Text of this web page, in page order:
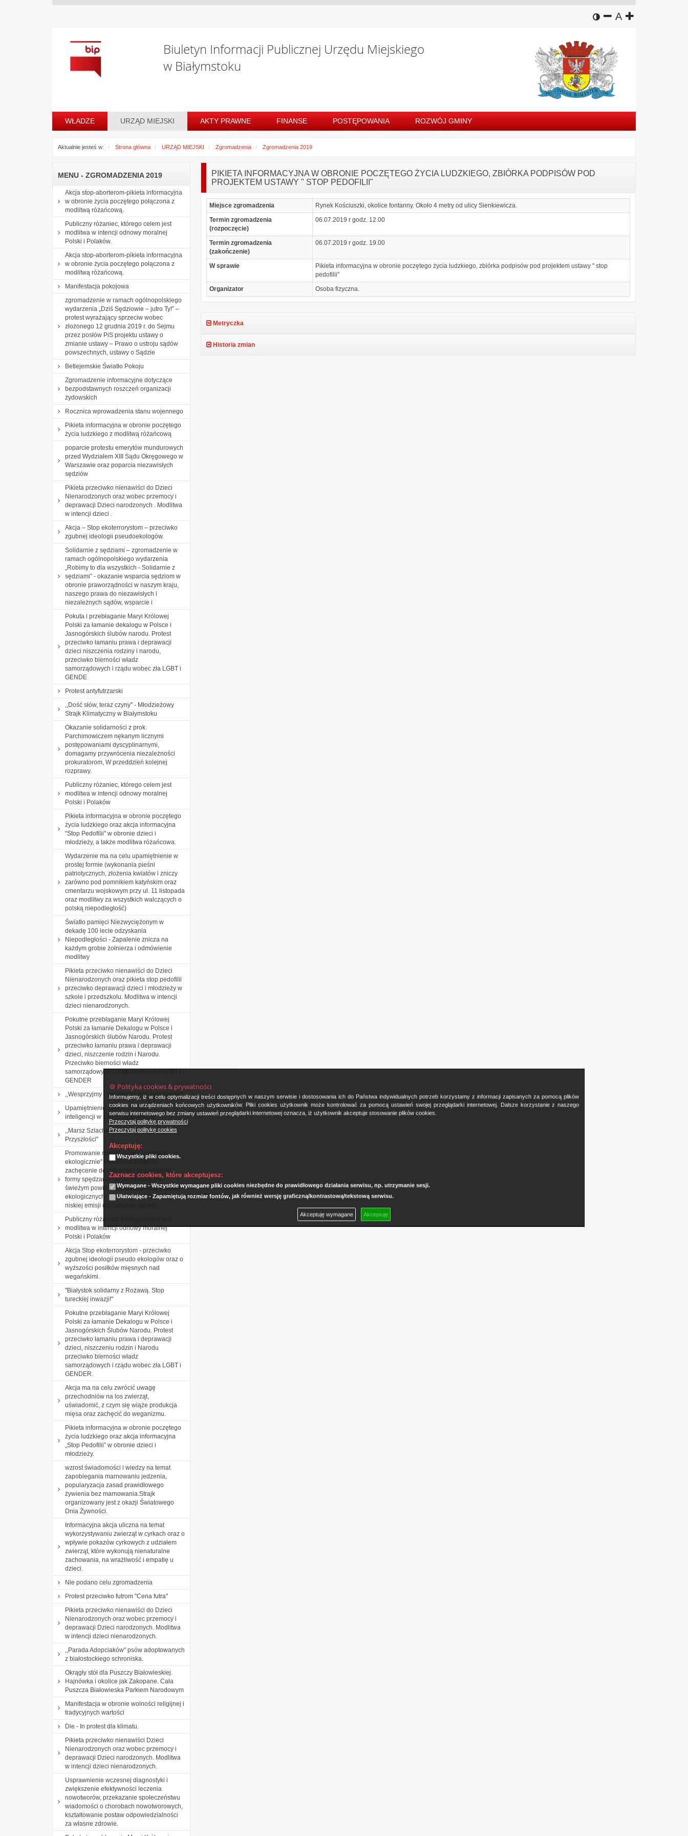
🍪 Polityka cookies & prywatności
Informujemy, iż w celu optymalizacji treści dostępnych w naszym serwisie i dostosowania ich do Państwa indywidualnych potrzeb korzystamy z informacji zapisanych za pomocą plików
cookies na urządzeniach końcowych użytkowników. Pliki cookies użytkownik może kontrolować za pomocą ustawień swojej przeglądarki internetowej. Dalsze korzystanie z naszego
serwisu internetowego bez zmiany ustawień przeglądarki internetowej oznacza, iż użytkownik akceptuje stosowanie plików cookies.
Przeczytaj politykę prywatności
Przeczytaj politykę cookies
Akceptuję:
Wszystkie pliki cookies.
Zaznacz cookies, które akceptujesz:
Wymagane - Wszystkie wymagane pliki cookies niezbędne do prawidłowego działania serwisu, np. utrzymanie sesji.
Ułatwiające - Zapamiętują rozmiar fontów, jak również wersję graficzną/kontrastową/tekstową serwisu.
Akceptuję wymagane Akceptuję
wersja kontrastowa
zmniejsz
Adomyślny
zwiększ
Biuletyn Informacji Publicznej Urzędu Miejskiego
w Białymstoku
WŁADZE URZĄD MIEJSKI AKTY PRAWNE FINANSE POSTĘPOWANIA ROZWÓJ GMINY
Aktualnie jesteś w: Strona główna URZĄD MIEJSKI Zgromadzenia Zgromadzenia 2019
MENU - ZGROMADZENIA 2019
Akcja stop-aborterom-pikieta informacyjna
w obronie życia poczętego połączona z
modlitwą różańcową.
Publiczny różaniec, którego celem jest
modlitwa w intencji odnowy moralnej
Polski i Polaków.
Akcja stop-aborterom-pikieta informacyjna
w obronie życia poczętego połączona z
modlitwą różańcową.
Manifestacja pokojowa
zgromadzenie w ramach ogólnopolskiego
wydarzenia „Dziś Sędziowie – jutro Ty!” –
protest wyrażający sprzeciw wobec
złożonego 12 grudnia 2019 r. do Sejmu
przez posłów PiS projektu ustawy o
zmianie ustawy – Prawo o ustroju sądów
powszechnych, ustawy o Sądzie
Betlejemskie Światło Pokoju
Zgromadzenie informacyjne dotyczące
bezpodstawnych roszczeń organizacji
żydowskich
Rocznica wprowadzenia stanu wojennego
Pikieta informacyjna w obronie poczętego
życia ludzkiego z modlitwą różańcową
poparcie protestu emerytów mundurowych
przed Wydziałem XIII Sądu Okręgowego w
Warszawie oraz poparcia niezawisłych
sędziów
Pikieta przeciwko nienawiści do Dzieci
Nienarodzonych oraz wobec przemocy i
deprawacji Dzieci narodzonych . Modlitwa
w intencji dzieci .
Akcja – Stop ekoterrorystom – przeciwko
zgubnej ideologii pseudoekologów.
Solidarnie z sędziami – zgromadzenie w
ramach ogólnopolskiego wydarzenia
„Robimy to dla wszystkich - Solidarnie z
sędziami” - okazanie wsparcia sędziom w
obronie praworządności w naszym kraju,
naszego prawa do niezawisłych i
niezależnych sądów, wsparcie i
Pokuta i przebłaganie Maryi Królowej
Polski za łamanie dekalogu w Polsce i
Jasnogórskich ślubów narodu. Protest
przeciwko łamaniu prawa i deprawacji
dzieci niszczenia rodziny i narodu,
przeciwko bierności władz
samorządowych i rządu wobec zła LGBT i
GENDE
Protest antyfutrzarski
,,Dość słów, teraz czyny'' - Młodzieżowy
Strajk Klimatyczny w Białymstoku
Okazanie solidarności z prok.
Parchimowiczem nękanym licznymi
postępowaniami dyscyplinarnymi,
domagamy przywrócenia niezależności
prokuratorom, W przeddzień kolejnej
rozprawy.
Publiczny różaniec, którego celem jest
modlitwa w intencji odnowy moralnej
Polski i Polaków
Pikieta informacyjna w obronie poczętego
życia ludzkiego oraz akcja informacyjna
"Stop Pedofilii" w obronie dzieci i
młodzieży, a także modlitwa różańcowa.
Wydarzenie ma na celu upamiętnienie w
prostej formie (wykonania pieśni
patriotycznych, złożenia kwiatów i zniczy
zarówno pod pomnikiem katyńskim oraz
cmentarzu wojskowym przy ul. 11 listopada
oraz modlitwy za wszystkich walczących o
polską niepodległość)
Światło pamięci Niezwyciężonym w
dekadę 100 lecie odzyskania
Niepodległości - Zapalenie znicza na
każdym grobie żołnierza i odmówienie
modlitwy
Pikieta przeciwko nienawiści do Dzieci
Nienarodzonych oraz pikieta stop pedofilii
przeciwko deprawacji dzieci i młodzieży w
szkole i przedszkolu. Modlitwa w intencji
dzieci nienarodzonych.
Pokutne przebłaganie Maryi Królowej
Polski za łamanie Dekalogu w Polsce i
Jasnogórskich ślubów Narodu. Protest
przeciwko łamaniu prawa i deprawacji
dzieci, niszczenie rodzin i Narodu.
Przeciwko bierności władz
samorządowych i rządu wobec zła LGBT i
GENDER
,,Wesprzyjmy Prokuratora Parchimowicza".
Upamiętnienie zabitych pisarzy i
inteligencji w 1937r. na Białorusi
,,Marsz Szlachetnej Paczki i Akademia
Przyszłości"
Promowanie rowerów jako ,,czystych
ekologicznie" środków transportu,
zachęcenie do aktywnej i bezpiecznej
formy spędzania wolnego czasu na
świeżym powietrzu, kształtowanie postaw
ekologicznych: rozumienia roli i znaczenia
niskiej emisji dla naszego zdrowi
Publiczny różaniec, którego celem jest
modlitwa w intencji odnowy moralnej
Polski i Polaków
Akcja Stop ekoterrorystom - przeciwko
zgubnej ideologii pseudo ekologów oraz o
wyższości posiłków mięsnych nad
wegańskimi.
"Białystok solidarny z Rożawą. Stop
tureckiej inwazji!"
Pokutne przebłaganie Maryi Królowej
Polski za łamanie Dekalogu w Polsce i
Jasnogórskich Ślubów Narodu. Protest
przeciwko łamaniu prawa i deprawacji
dzieci, niszczeniu rodzin i Narodu
przeciwko bierności władz
samorządowych i rządu wobec zła LGBT i
GENDER.
Akcja ma na celu zwrócić uwagę
przechodniów na los zwierząt,
uświadomić, z czym się wiąże produkcja
mięsa oraz zachęcić do weganizmu.
Pikieta informacyjna w obronie poczętego
życia ludzkiego oraz akcja informacyjna
„Stop Pedofilii” w obronie dzieci i
młodzieży.
wzrost świadomości i wiedzy na temat
zapobiegania marnowaniu jedzenia,
popularyzacja zasad prawidłowego
żywienia bez marnowania.Strajk
organizowany jest z okazji Światowego
Dnia Żywności.
Informacyjna akcja uliczna na temat
wykorzystywaniu zwierząt w cyrkach oraz o
wpływie pokazów cyrkowych z udziałem
zwierząt, które wykonują nienaturalne
zachowania, na wrażliwość i empatię u
dzieci.
Nie podano celu zgromadzenia
Protest przeciwko futrom "Cena futra"
Pikieta przeciwko nienawiści do Dzieci
Nienarodzonych oraz wobec przemocy i
deprawacji Dzieci narodzonych. Modlitwa
w intencji dzieci nienarodzonych.
,,Parada Adopciaków" psów adoptowanych
z białostockiego schroniska.
Okrągły stół dla Puszczy Białowieskiej.
Hajnówka i okolice jak Zakopane. Cała
Puszcza Białowieska Parkiem Narodowym
Manifestacja w obronie wolności religijnej i
tradycyjnych wartości
Die - In protest dla klimatu.
Pikieta przeciwko nienawiści Dzieci
Nienarodzonych oraz wobec przemocy i
deprawacji Dzieci narodzonych. Modlitwa
w intencji dzieci nienarodzonych.
Usprawnienie wczesnej diagnostyki i
zwiększenie efektywności leczenia
nowotworów, przekazanie społeczeństwu
wiadomości o chorobach nowotworowych,
kształtowanie postaw odpowiedzialności
za własne zdrowie.
PIKIETA INFORMACYJNA W OBRONIE POCZĘTEGO ŻYCIA LUDZKIEGO, ZBIÓRKA PODPISÓW POD
PROJEKTEM USTAWY " STOP PEDOFILII"
Miejsce zgromadzenia
Rynek Kościuszki, okolice fontanny. Około 4 metry od ulicy Sienkiewicza.
Termin zgromadzenia
(rozpoczęcie)
06.07.2019 r godz. 12.00
Termin zgromadzenia
(zakończenie)
06.07.2019 r godz. 19.00
W sprawie
Pikieta informacyjna w obronie poczętego życia ludzkiego, zbiórka podpisów pod projektem ustawy " stop
pedofilii"
Organizator
Osoba fizyczna.
Metryczka
Historia zmian